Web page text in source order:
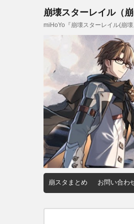
崩壊スターレイル（
miHoYo『崩壊スターレイル(崩
崩スタまとめ お問い合わ